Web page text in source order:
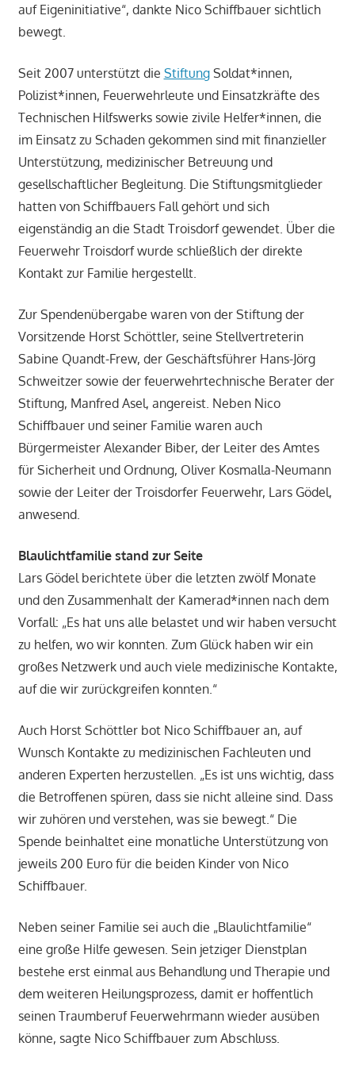
auf Eigeninitiative“, dankte Nico Schiffbauer sichtlich
bewegt.
Seit 2007 unterstützt die StiftungSoldat*innen,
Polizist*innen, Feuerwehrleute und Einsatzkräfte des
Technischen Hilfswerks sowie zivile Helfer*innen, die
im Einsatz zu Schaden gekommen sind mit finanzieller
Unterstützung, medizinischer Betreuung und
gesellschaftlicher Begleitung. Die Stiftungsmitglieder
hatten von Schiffbauers Fall gehört und sich
eigenständig an die Stadt Troisdorf gewendet. Über die
Feuerwehr Troisdorf wurde schließlich der direkte
Kontakt zur Familie hergestellt.
Zur Spendenübergabe waren von der Stiftung der
Vorsitzende Horst Schöttler, seine Stellvertreterin
Sabine Quandt-Frew, der Geschäftsführer Hans-Jörg
Schweitzer sowie der feuerwehrtechnische Berater der
Stiftung, Manfred Asel, angereist. Neben Nico
Schiffbauer und seiner Familie waren auch
Bürgermeister Alexander Biber, der Leiter des Amtes
für Sicherheit und Ordnung, Oliver Kosmalla-Neumann
sowie der Leiter der Troisdorfer Feuerwehr, Lars Gödel,
anwesend.
Blaulichtfamilie stand zur Seite
Lars Gödel berichtete über die letzten zwölf Monate
und den Zusammenhalt der Kamerad*innen nach dem
Vorfall: „Es hat uns alle belastet und wir haben versucht
zu helfen, wo wir konnten. Zum Glück haben wir ein
großes Netzwerk und auch viele medizinische Kontakte,
auf die wir zurückgreifen konnten.“
Auch Horst Schöttler bot Nico Schiffbauer an, auf
Wunsch Kontakte zu medizinischen Fachleuten und
anderen Experten herzustellen. „Es ist uns wichtig, dass
die Betroffenen spüren, dass sie nicht alleine sind. Dass
wir zuhören und verstehen, was sie bewegt.“ Die
Spende beinhaltet eine monatliche Unterstützung von
jeweils 200 Euro für die beiden Kinder von Nico
Schiffbauer.
Neben seiner Familie sei auch die „Blaulichtfamilie“
eine große Hilfe gewesen. Sein jetziger Dienstplan
bestehe erst einmal aus Behandlung und Therapie und
dem weiteren Heilungsprozess, damit er hoffentlich
seinen Traumberuf Feuerwehrmann wieder ausüben
könne, sagte Nico Schiffbauer zum Abschluss.